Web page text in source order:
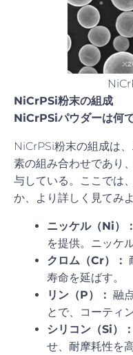
NiCrPSi粉末の組成
NiCrPSiパウダーは何
NiCrPSi粉末の組成は
素の組み合わせであり
与している。ここでは
か、より詳しく見てみ
ニッケル（Ni）：
を提供。ニッケ
クロム（Cr）：
寿命を延ばす。
リン（P）： 融
とで、コーティ
シリコン（Si）：
せ、耐摩耗性を